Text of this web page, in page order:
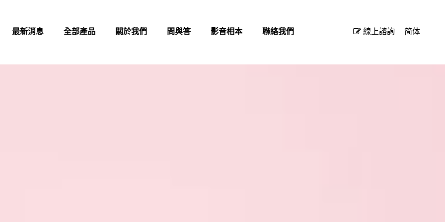
最新消息 全部產品 關於我們 問與答 影音相本 聯絡我們 線上諮詢 简体